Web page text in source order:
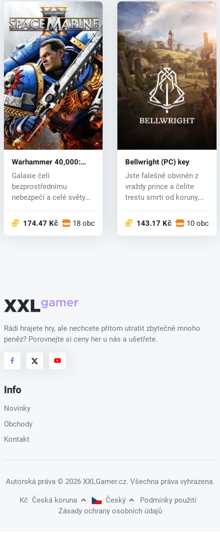
Warhammer 40,000:
Space Marine 2 (PC) key
Galaxie čelí
bezprostřednímu
nebezpečí a celé světy
174.47 Kč 18 obchodech
Bellwright (PC) key
Jste falešně obviněn z
vraždy prince a čelíte
trestu smrti od koruny,
143.17 Kč 10
Rádi hrajete hry, ale nechcete přitom utratit zbytečně mnoho
peněz? Porovnejte si ceny her u nás a ušetřete.
Info
Novinky
Obchody
Kontakt
Autorská práva © 2026 XXLGamer.cz. Všechna práva vyhrazena.
Kč Česká koruna Český
Podmínky použití
Zásady ochrany osobních údajů